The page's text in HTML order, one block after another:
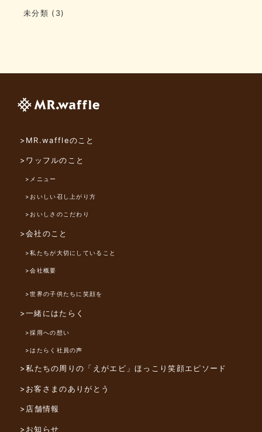
未分類 (3)
>MR.waffleのこと
>ワッフルのこと
>メニュー
>おいしい召し上がり方
>おいしさのこだわり
>会社のこと
>私たちが大切にしていること
>会社概要
>世界の子供たちに笑顔を
>一緒にはたらく
>採用への想い
>はたらく社員の声
>私たちの周りの「えがエピ」ほっこり笑顔エピソード
>お客さまのありがとう
>店舗情報
>お知らせ